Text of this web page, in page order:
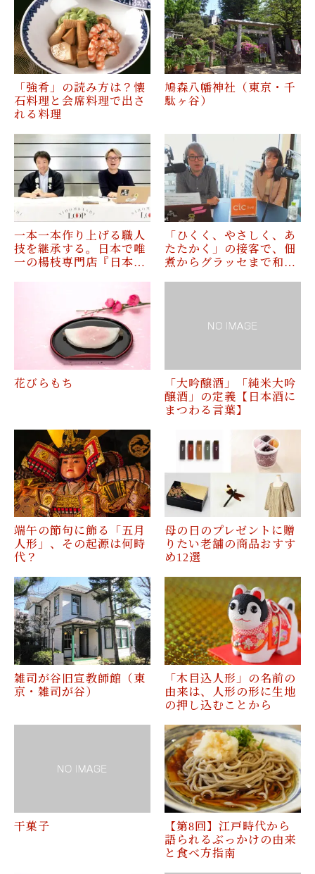
「強肴」の読み方は？懐
石料理と会席料理で出さ
れる料理
鳩森八幡神社（東京・千
駄ヶ谷）
一本一本作り上げる職人
技を継承する。日本で唯
一の楊枝専門店『日本…
「ひくく、やさしく、あ
たたかく」の接客で、佃
煮からグラッセまで和…
花びらもち
「大吟醸酒」「純米大吟
醸酒」の定義【日本酒に
まつわる言葉】
端午の節句に飾る「五月
人形」、その起源は何時
代？
母の日のプレゼントに贈
りたい老舗の商品おすす
め12選
雑司が谷旧宣教師館（東
京・雑司が谷）
「木目込人形」の名前の
由来は、人形の形に生地
の押し込むことから
干菓子
【第8回】江戸時代から
語られるぶっかけの由来
と食べ方指南